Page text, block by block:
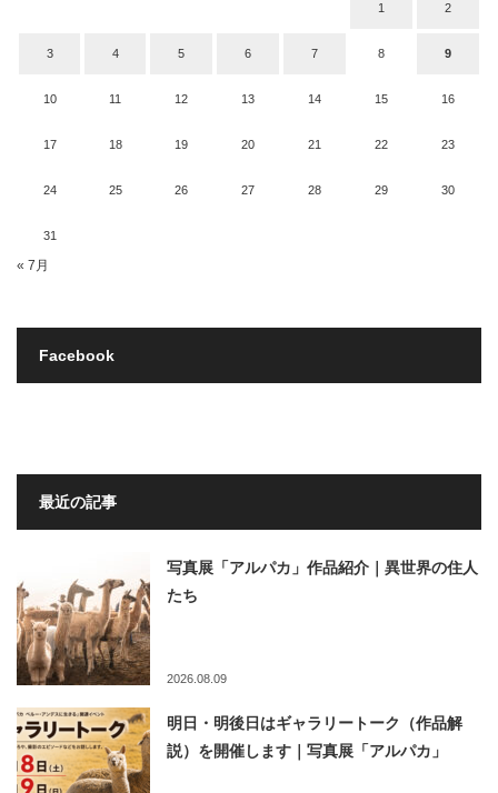
1 2
3 4 5 6 7 8 9
10 11 12 13 14 15 16
17 18 19 20 21 22 23
24 25 26 27 28 29 30
31
« 7月
Facebook
最近の記事
写真展「アルパカ」作品紹介｜異世界の住人
たち
2026.08.09
明日・明後日はギャラリートーク（作品解
説）を開催します｜写真展「アルパカ」